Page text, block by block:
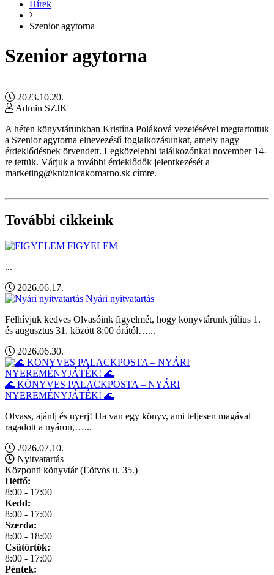
Hírek
Szenior agytorna
Szenior agytorna
2023.10.20.
Admin SZJK
A héten könyvtárunkban Kristína Poláková vezetésével megtartottuk
a Szenior agytorna elnevezésű foglalkozásunkat, amely nagy
érdeklődésnek örvendett. Legközelebbi találkozónkat november 14-
re tettük. Várjuk a további érdeklődők jelentkezését a
marketing@kniznicakomarno.sk címre.
További cikkeink
FIGYELEM
...
2026.06.17.
Nyári nyitvatartás
Felhívjuk kedves Olvasóink figyelmét, hogy könyvtárunk július 1.
és augusztus 31. között 8:00 órától…...
2026.06.30.
🌊 KÖNYVES PALACKPOSTA – NYÁRI
NYEREMÉNYJÁTÉK! 🌊
Olvass, ajánlj és nyerj! Ha van egy könyv, ami teljesen magával
ragadott a nyáron,…...
2026.07.10.
Nyitvatartás
Központi könyvtár (Eötvös u. 35.)
Hétfő:
8:00 - 17:00
Kedd:
8:00 - 17:00
Szerda:
8:00 - 18:00
Csütörtök:
8:00 - 17:00
Péntek: